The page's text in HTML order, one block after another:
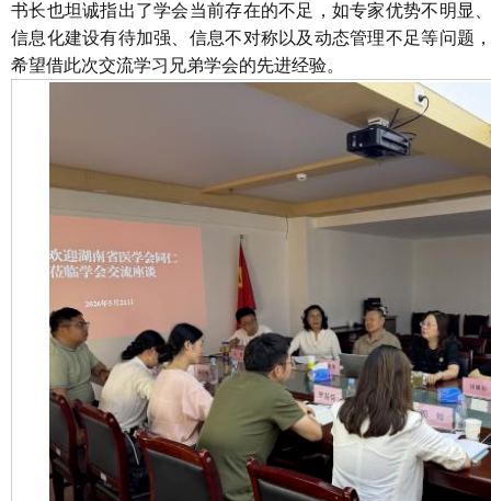
书长也坦诚指出了学会当前存在的不足，如专家优势不明显
信息化建设有待加强、信息不对称以及动态管理不足等问题
希望借此次交流学习兄弟学会的先进经验。